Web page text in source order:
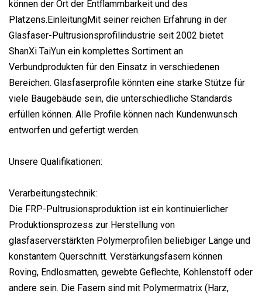
können der Ort der Entflammbarkeit und des
Platzens.EinleitungMit seiner reichen Erfahrung in der
Glasfaser-Pultrusionsprofilindustrie seit 2002 bietet
ShanXi TaiYun ein komplettes Sortiment an
Verbundprodukten für den Einsatz in verschiedenen
Bereichen. Glasfaserprofile könnten eine starke Stütze für
viele Baugebäude sein, die unterschiedliche Standards
erfüllen können. Alle Profile können nach Kundenwunsch
entworfen und gefertigt werden.
Unsere Qualifikationen:
Verarbeitungstechnik:
Die FRP-Pultrusionsproduktion ist ein kontinuierlicher
Produktionsprozess zur Herstellung von
glasfaserverstärkten Polymerprofilen beliebiger Länge und
konstantem Querschnitt. Verstärkungsfasern können
Roving, Endlosmatten, gewebte Geflechte, Kohlenstoff oder
andere sein. Die Fasern sind mit Polymermatrix (Harz,